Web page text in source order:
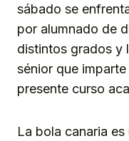
sábado se
por alumnado de
distintos grados y
sénior que
presente curso
La bola canaria